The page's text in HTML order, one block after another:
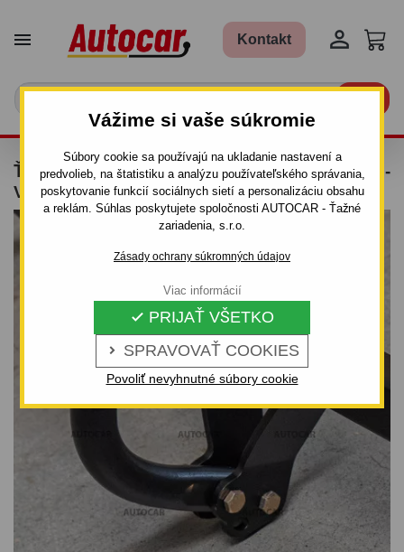
Vážime si vaše súkromie
Súbory cookie sa používajú na ukladanie nastavení a
predvolieb, na štatistiku a analýzu používateľského správania,
poskytovanie funkcií sociálnych sietí a personalizáciu obsahu
a reklám. Súhlas poskytujete spoločnosti AUTOCAR - Ťažné
zariadenia, s.r.o.
Zásady ochrany súkromných údajov
 SPRAVOVAŤ COOKIES
 PRIJAŤ VŠETKO
Povoliť nevyhnutné súbory cookie
Viac informácií
 Kontakt 
ŤAŽNÉ ZARIADENIE PRE HYUNDAI TRAJET -
VAN - SKRUTKOVÝ SYSTÉM